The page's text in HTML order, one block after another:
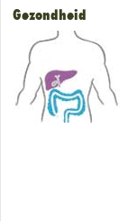
Gezondheid